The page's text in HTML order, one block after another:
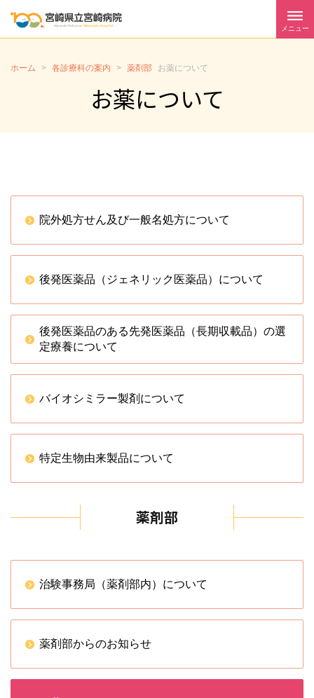
メニュー
ホーム > 各診療科の案内 > 薬剤部 お薬について
お薬について
院外処方せん及び一般名処方について
後発医薬品（ジェネリック医薬品）について
後発医薬品のある先発医薬品（長期収載品）の選
定療養について
バイオシミラー製剤について
特定生物由来製品について
薬剤部
治験事務局（薬剤部内）について
薬剤部からのお知らせ